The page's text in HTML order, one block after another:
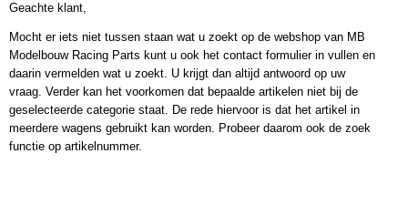
Geachte klant,
Mocht er iets niet tussen staan wat u zoekt op de webshop van MB
Modelbouw Racing Parts kunt u ook het contact formulier in vullen en
daarin vermelden wat u zoekt. U krijgt dan altijd antwoord op uw
vraag. Verder kan het voorkomen dat bepaalde artikelen niet bij de
geselecteerde categorie staat. De rede hiervoor is dat het artikel in
meerdere wagens gebruikt kan worden. Probeer daarom ook de zoek
functie op artikelnummer.